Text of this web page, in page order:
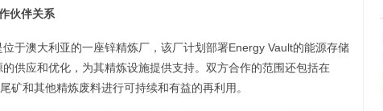
伙伴关系
于澳大利亚的一座锌精炼厂，该厂计划部署Energy Vault的能源存储
供应和优化，为其精炼设施提供支持。双方合作的范围还包括在
矿和其他精炼废料进行可持续和有益的再利用。